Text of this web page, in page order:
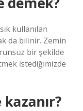
kullanılan
da bilinir. Zemin
bir şekilde
istediğimizde